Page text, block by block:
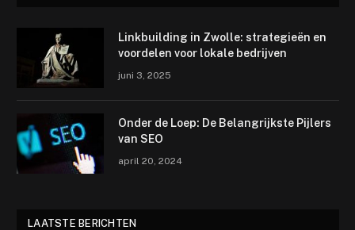
Linkbuilding in Zwolle: strategieën en
voordelen voor lokale bedrijven
juni 3, 2025
Onder de Loep: De Belangrijkste Pijlers
van SEO
april 20, 2024
LAATSTE BERICHTEN